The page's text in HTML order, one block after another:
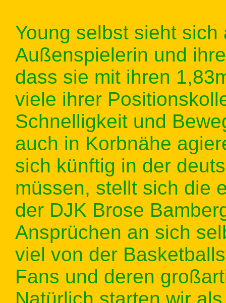
Young selbst sieht
Außenspielerin und
dass sie mit ihren
viele ihrer
Schnelligkeit und
auch in Korbnähe
sich künftig in der
müssen, stellt sich die
der DJK Brose
Ansprüchen an sich
viel von der
Fans und deren